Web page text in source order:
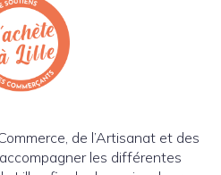
de l’Artisanat et des
les différentes